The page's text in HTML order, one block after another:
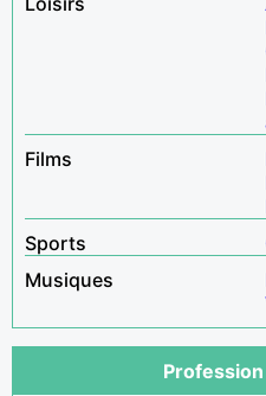
Films
Sports
Musiques